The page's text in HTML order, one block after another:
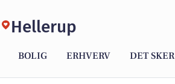
Hellerup
BOLIG ERHVERV DET SKER